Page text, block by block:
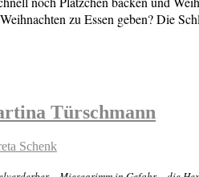
zu Essen geben? Die
Türschmann
Schenk